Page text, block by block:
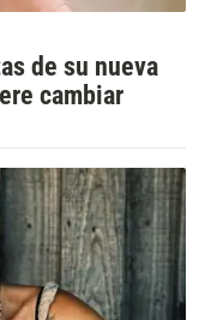
de su nueva
cambiar